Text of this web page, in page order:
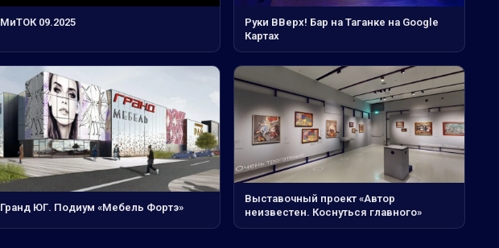
МиТОК 09.2025
Руки ВВерх! Бар на Таганке на Google
Картах
Гранд ЮГ. Подиум «Мебель Фортэ»
Выставочный проект «Автор
неизвестен. Коснуться главного»